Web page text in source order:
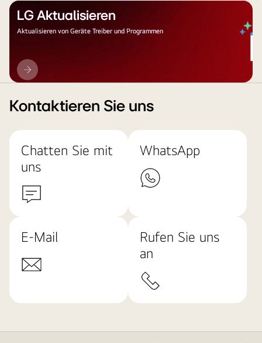
LG Aktualisieren
Aktualisieren von Geräte Treiber und Programmen
LG
Aktualisieren
Kontaktieren Sie uns
Chatten Sie mit
uns
WhatsApp
E-Mail
Rufen Sie uns
an